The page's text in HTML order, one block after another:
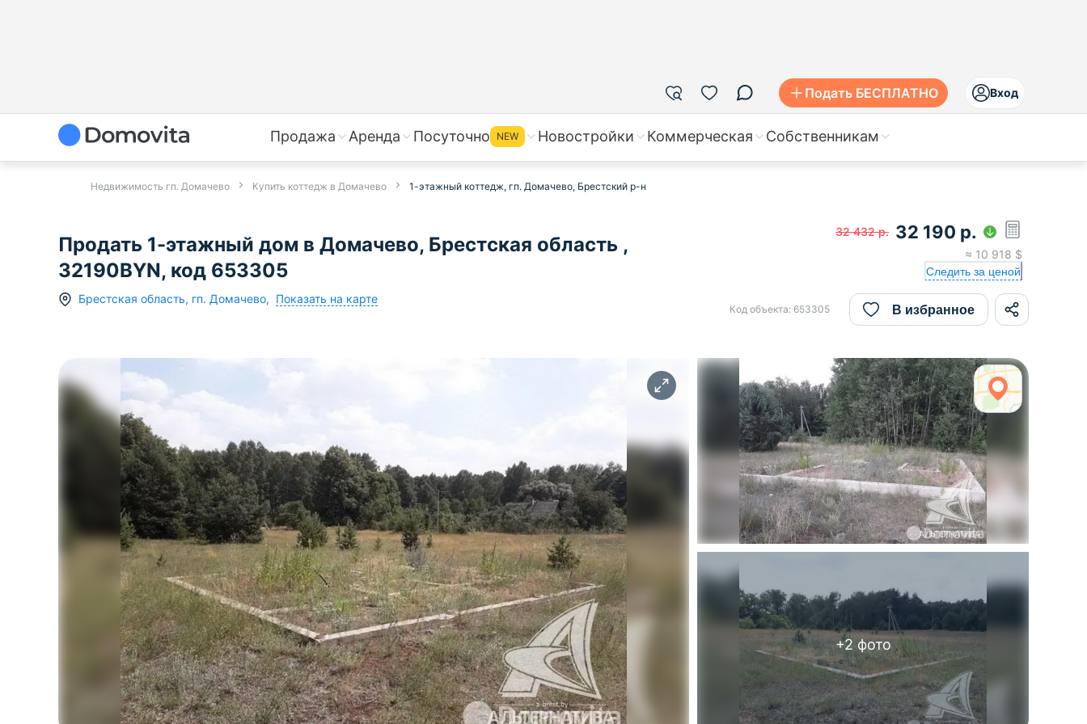
Подать БЕСПЛАТНО Вход
Продажа Аренда Посуточно NEW Новостройки Коммерческая Собственникам
Недвижимость гп. Домачево Купить коттедж в Домачево 1-этажный коттедж, гп. Домачево, Брестский р-н
Продать 1-этажный дом в Домачево, Брестская область ,
32190BYN, код 653305
Брестская область, гп. Домачево, Показать на карте
32 432 р. 32 190 р.
≈ 10 918 $
Следить за ценой
Код объекта: 653305 В избранное
+2фото